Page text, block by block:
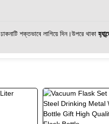
ঢাকনাটি শক্তভাবে লাগিয়ে দিন।উপরে থাকা